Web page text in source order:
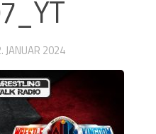
JANUAR 2024